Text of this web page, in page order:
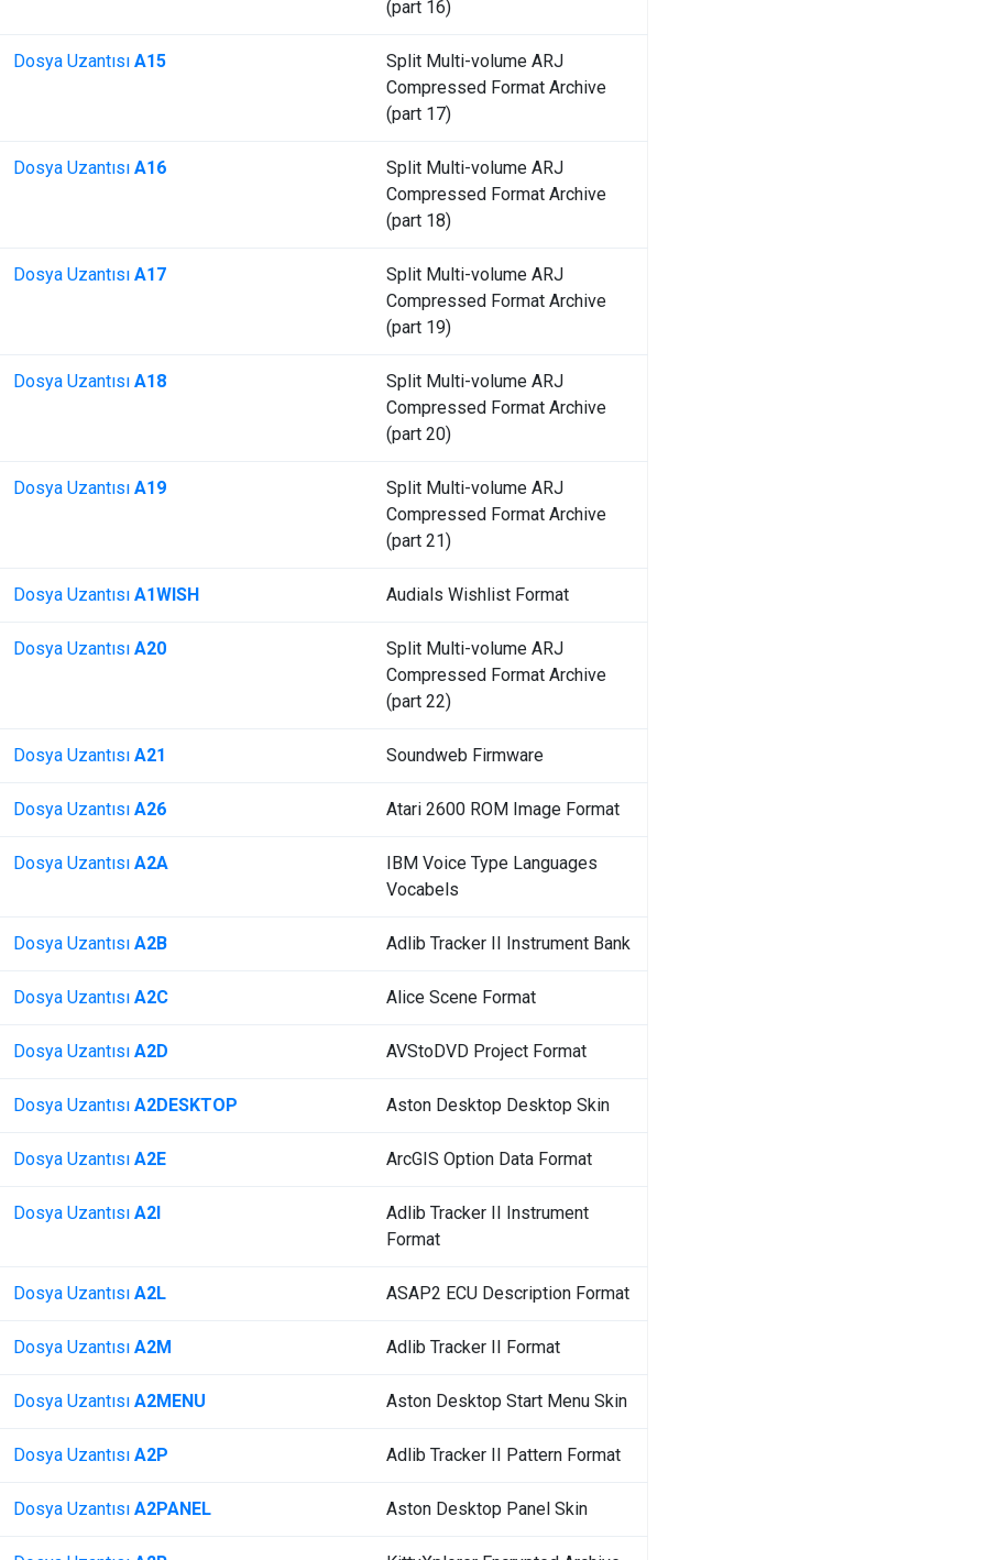
(part 16)
Dosya Uzantısı A15
Split Multi-volume ARJ
Compressed Format Archive
(part 17)
Dosya Uzantısı A16
Split Multi-volume ARJ
Compressed Format Archive
(part 18)
Dosya Uzantısı A17
Split Multi-volume ARJ
Compressed Format Archive
(part 19)
Dosya Uzantısı A18
Split Multi-volume ARJ
Compressed Format Archive
(part 20)
Dosya Uzantısı A19
Split Multi-volume ARJ
Compressed Format Archive
(part 21)
Dosya Uzantısı A1WISH Audials Wishlist Format
Dosya Uzantısı A20
Split Multi-volume ARJ
Compressed Format Archive
(part 22)
Dosya Uzantısı A21 Soundweb Firmware
Dosya Uzantısı A26 Atari 2600 ROM Image Format
Dosya Uzantısı A2A
IBM Voice Type Languages
Vocabels
Dosya Uzantısı A2B Adlib Tracker II Instrument Bank
Dosya Uzantısı A2C Alice Scene Format
Dosya Uzantısı A2D AVStoDVD Project Format
Dosya Uzantısı A2DESKTOP Aston Desktop Desktop Skin
Dosya Uzantısı A2E ArcGIS Option Data Format
Dosya Uzantısı A2I
Adlib Tracker II Instrument
Format
Dosya Uzantısı A2L ASAP2 ECU Description Format
Dosya Uzantısı A2M Adlib Tracker II Format
Dosya Uzantısı A2MENU Aston Desktop Start Menu Skin
Dosya Uzantısı A2P Adlib Tracker II Pattern Format
Dosya Uzantısı A2PANEL Aston Desktop Panel Skin